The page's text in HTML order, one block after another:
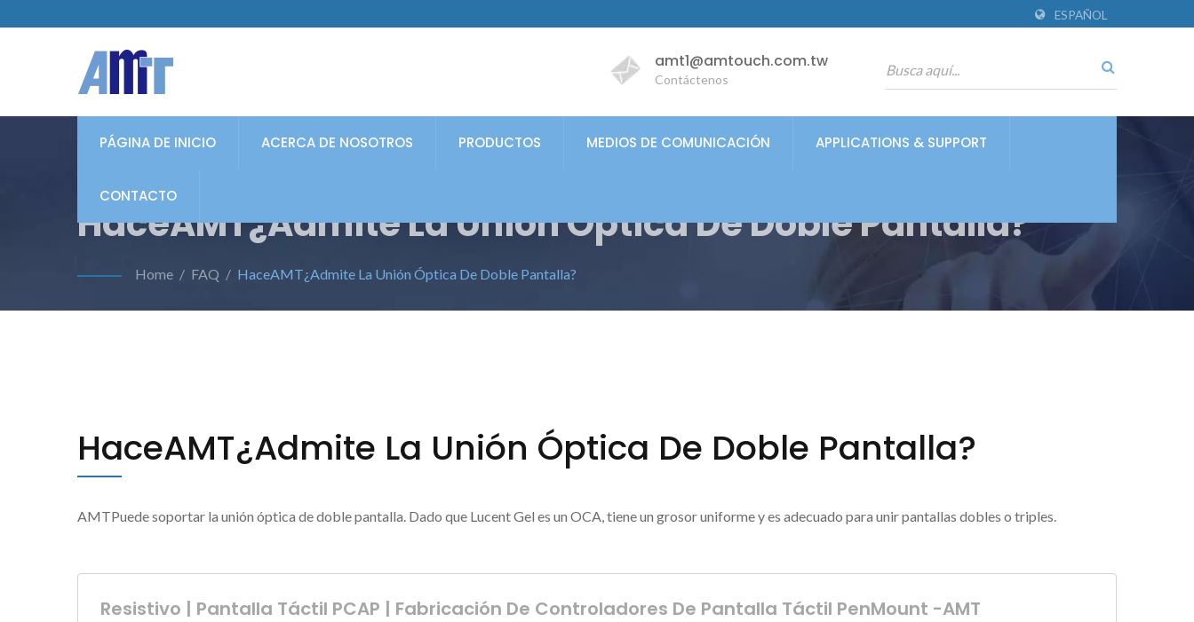
ESPAÑOL
amt1@amtouch.com.tw
Contáctenos
PÁGINA DE INICIO ACERCA DE NOSOTROS PRODUCTOS MEDIOS DE COMUNICACIÓN APPLICATIONS & SUPPORT
CONTACTO
HaceAMT¿Admite La Unión Óptica De Doble Pantalla?
Home / FAQ / HaceAMT¿Admite La Unión Óptica De Doble Pantalla?
HaceAMT¿Admite La Unión Óptica De Doble Pantalla?
AMTPuede soportar la unión óptica de doble pantalla. Dado que Lucent Gel es un OCA, tiene un grosor uniforme y es adecuado para unir pantallas dobles o triples.
Resistivo | Pantalla Táctil PCAP | Fabricación De Controladores De Pantalla Táctil PenMount -AMT